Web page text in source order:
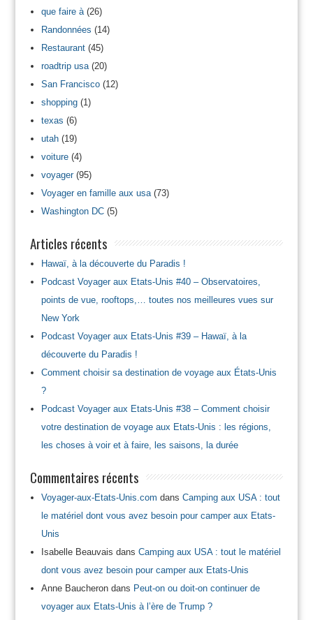
que faire à(26)
Randonnées (14)
Restaurant(45)
roadtrip usa(20)
San Francisco(12)
shopping(1)
texas (6)
utah(19)
voiture(4)
voyager(95)
Voyager en famille aux usa(73)
Washington DC(5)
Articles récents
Hawaï, à la découverte du Paradis !
Podcast Voyager aux Etats-Unis #40 – Observatoires,
points de vue, rooftops,… toutes nos meilleures vues sur
New York
Podcast Voyager aux Etats-Unis #39 – Hawaï, à la
découverte du Paradis !
Comment choisir sa destination de voyage aux États-Unis
?
Podcast Voyager aux Etats-Unis #38 – Comment choisir
votre destination de voyage aux Etats-Unis : les régions,
les choses à voir et à faire, les saisons, la durée
Commentaires récents
Voyager-aux-Etats-Unis.com dans Camping aux USA : tout
le matériel dont vous avez besoin pour camper aux Etats-
Unis
Isabelle Beauvais dans Camping aux USA : tout le matériel
dont vous avez besoin pour camper aux Etats-Unis
Anne Baucherondans Peut-on ou doit-on continuer de
voyager aux Etats-Unis à l’ère de Trump ?